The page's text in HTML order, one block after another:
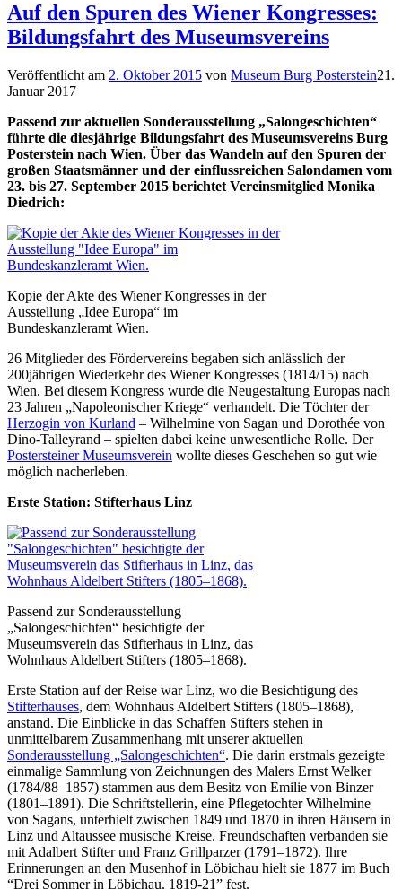
Auf den Spuren des Wiener Kongresses:
Bildungsfahrt des Museumsvereins
Veröffentlicht am 2. Oktober 2015 von Museum Burg Posterstein21.
Januar 2017
Passend zur aktuellen Sonderausstellung „Salongeschichten“
führte die diesjährige Bildungsfahrt des Museumsvereins Burg
Posterstein nach Wien. Über das Wandeln auf den Spuren der
großen Staatsmänner und der einflussreichen Salondamen vom
23. bis 27. September 2015 berichtet Vereinsmitglied Monika
Diedrich:
Kopie der Akte des Wiener Kongresses in der
Ausstellung „Idee Europa“ im
Bundeskanzleramt Wien.
26 Mitglieder des Fördervereins begaben sich anlässlich der
200jährigen Wiederkehr des Wiener Kongresses (1814/15) nach
Wien. Bei diesem Kongress wurde die Neugestaltung Europas nach
23 Jahren „Napoleonischer Kriege“ verhandelt. Die Töchter der
Herzogin von Kurland – Wilhelmine von Sagan und Dorothée von
Dino-Talleyrand – spielten dabei keine unwesentliche Rolle. Der
Postersteiner Museumsverein wollte dieses Geschehen so gut wie
möglich nacherleben.
Erste Station: Stifterhaus Linz
Passend zur Sonderausstellung
„Salongeschichten“ besichtigte der
Museumsverein das Stifterhaus in Linz, das
Wohnhaus Aldelbert Stifters (1805–1868).
Erste Station auf der Reise war Linz, wo die Besichtigung des
Stifterhauses, dem Wohnhaus Aldelbert Stifters (1805–1868),
anstand. Die Einblicke in das Schaffen Stifters stehen in
unmittelbarem Zusammenhang mit unserer aktuellen
Sonderausstellung „Salongeschichten“. Die darin erstmals gezeigte
einmalige Sammlung von Zeichnungen des Malers Ernst Welker
(1784/88–1857) stammen aus dem Besitz von Emilie von Binzer
(1801–1891). Die Schriftstellerin, eine Pflegetochter Wilhelmine
von Sagans, unterhielt zwischen 1849 und 1870 in ihren Häusern in
Linz und Altaussee musische Kreise. Freundschaften verbanden sie
mit Adalbert Stifter und Franz Grillparzer (1791–1872). Ihre
Erinnerungen an den Musenhof in Löbichau hielt sie 1877 im Buch
“Drei Sommer in Löbichau. 1819-21” fest.